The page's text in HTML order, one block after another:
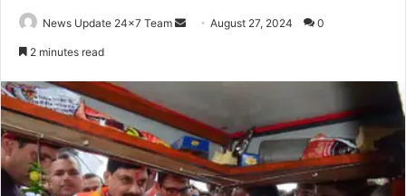
News Update 24x7 Team
Send August 27, 2024 0
2 minutes read